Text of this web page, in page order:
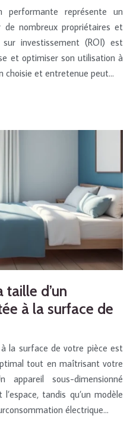
performante représente un
de nombreux propriétaires et
investissement (ROI) est
et optimiser son utilisation à
choisie et entretenue peut…
d’un
à la surface de
la surface de votre pièce est
tout en maîtrisant votre
appareil sous-dimensionné
tandis qu’un modèle
électrique…